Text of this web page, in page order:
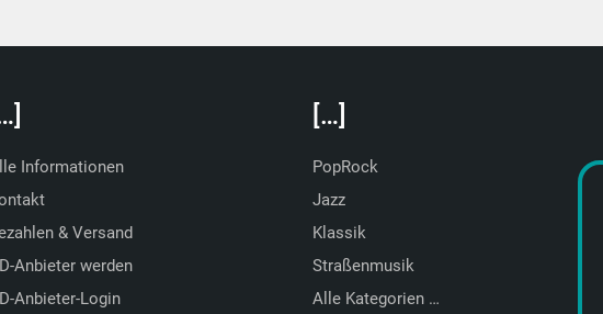
Informationen
& Versand
Anbieter werden
Anbieter-Login
[…]
PopRock
Jazz
Klassik
Straßenmusik
Alle Kategorien …